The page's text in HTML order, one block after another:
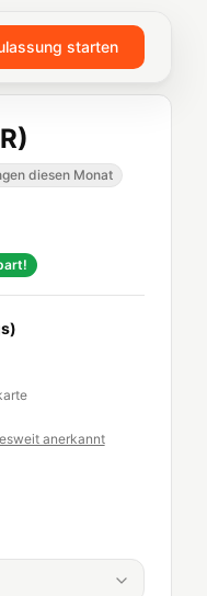
starten
diesen Monat
anerkannt